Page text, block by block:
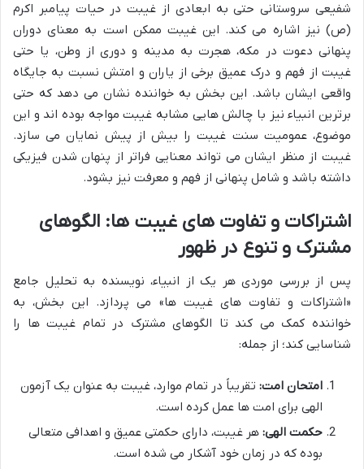
شفیعی سروستانی حتی به ابعادی از غیبت در حیات پیامبر اکرم
(ص) نیز اشاره می کند. این غیبت ممکن است به معنای دوران
پنهانی دعوت در مکه، هجرت به مدینه و دوری از وطن، یا حتی
غیبت از فهم و درک عمیق برخی از یاران و امتش نسبت به جایگاه
واقعی ایشان باشد. این بخش به خواننده نشان می دهد که حتی
برترین انبیاء نیز با چالش هایی مشابه غیبت مواجه بوده اند و این
موضوع، عمومیت سنت غیبت را بیش از پیش نمایان می سازد.
غیبت از منظر ایشان می تواند معنایی فراتر از پنهان شدن فیزیکی
داشته باشد و شامل پنهانی از فهم و معرفت نیز بشود.
اشتراکات و تفاوت های غیبت ها: الگوهای
مشترک و تنوع در ظهور
پس از بررسی موردی هر یک از انبیاء، نویسنده به تحلیل جامع
«اشتراکات و تفاوت های غیبت ها» می پردازد. این بخش، به
خواننده کمک می کند تا الگوهای مشترک در تمام غیبت ها را
شناسایی کند؛ از جمله:
امتحان امت: تقریباً در تمام موارد، غیبت به عنوان یک آزمون
الهی برای امت ها عمل کرده است.
حکمت الهی: هر غیبت، دارای حکمتی عمیق و اهدافی متعالی
بوده که در زمان خود آشکار می شده است.